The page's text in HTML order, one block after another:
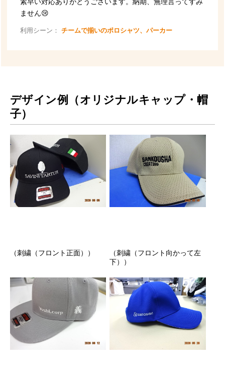
デザイン例（オリジナルキャップ・帽
子）
（刺繍（フロント正面））
（刺繍（フロント向かって左
下））